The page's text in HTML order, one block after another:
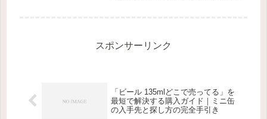
スポンサーリンク
「ビール 135mlどこで売ってる」を
最短で解決する購入ガイド｜ミニ缶
の入手先と探し方の完全手引き